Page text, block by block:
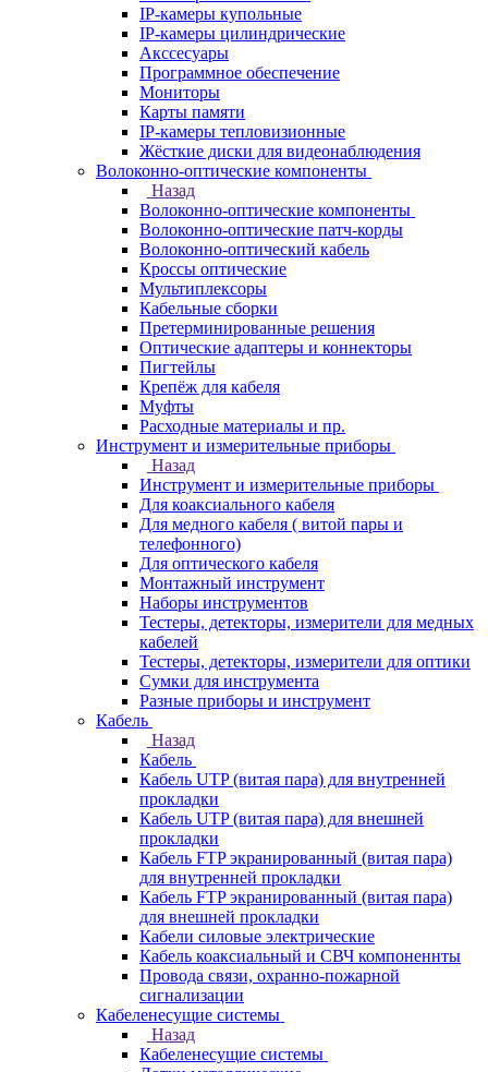
IP-камеры купольные
IP-камеры цилиндрические
Акссесуары
Программное обеспечение
Мониторы
Карты памяти
IP-камеры тепловизионные
Жёсткие диски для видеонаблюдения
Волоконно-оптические компоненты
Назад
Волоконно-оптические компоненты
Волоконно-оптические патч-корды
Волоконно-оптический кабель
Кроссы оптические
Мультиплексоры
Кабельные сборки
Претерминированные решения
Оптические адаптеры и коннекторы
Пигтейлы
Крепёж для кабеля
Муфты
Расходные материалы и пр.
Инструмент и измерительные приборы
Назад
Инструмент и измерительные приборы
Для коаксиального кабеля
Для медного кабеля ( витой пары и
телефонного)
Для оптического кабеля
Монтажный инструмент
Наборы инструментов
Тестеры, детекторы, измерители для медных
кабелей
Тестеры, детекторы, измерители для оптики
Сумки для инструмента
Разные приборы и инструмент
Кабель
Назад
Кабель
Кабель UTP (витая пара) для внутренней
прокладки
Кабель UTP (витая пара) для внешней
прокладки
Кабель FTP экранированный (витая пара)
для внутренней прокладки
Кабель FTP экранированный (витая пара)
для внешней прокладки
Кабели силовые электрические
Кабель коаксиальный и СВЧ компоненнты
Провода связи, охранно-пожарной
сигнализации
Кабеленесущие системы
Назад
Кабеленесущие системы